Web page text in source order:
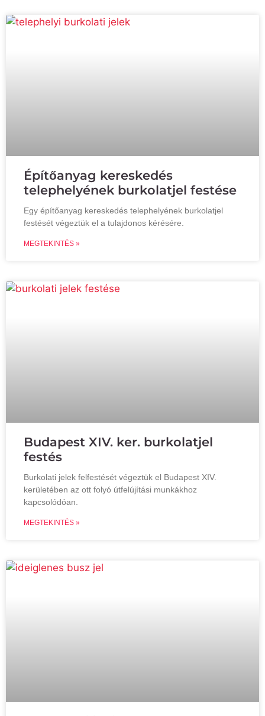
Építőanyag kereskedés
telephelyének burkolatjel festése
Egy építőanyag kereskedés telephelyének burkolatjel
festését végeztük el a tulajdonos kérésére.
MEGTEKINTÉS »
Budapest XIV. ker. burkolatjel
festés
Burkolati jelek felfestését végeztük el Budapest XIV.
kerületében az ott folyó útfelújítási munkákhoz
kapcsolódóan.
MEGTEKINTÉS »